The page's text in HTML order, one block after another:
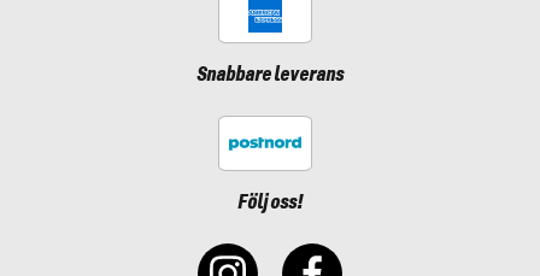
Snabbare leverans
Följ oss!